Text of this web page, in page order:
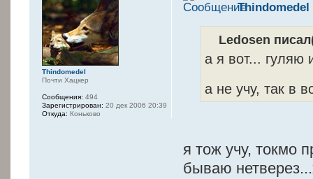
Thindomedel
Ledosen
а я вот... гуляю
а не учу, так в
я тож учу, токмо
бываю
Thindomedel
Почти Хацкер
Сообщения: 494
Зарегистрирован: 20 дек 2006 20:39
Откуда: Коньково